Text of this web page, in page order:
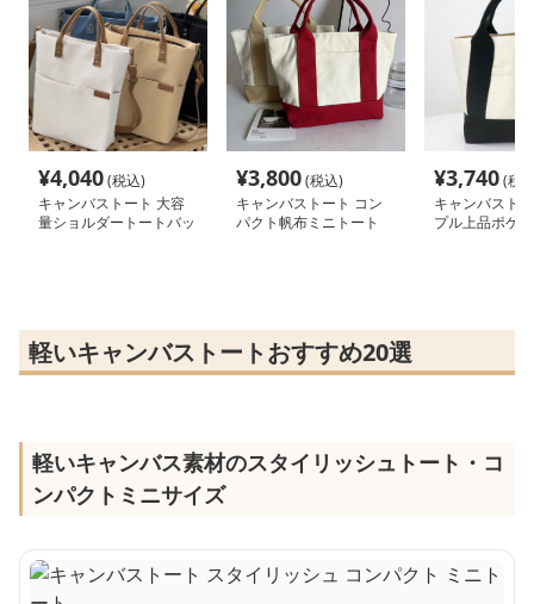
¥4,040(税込)
キャンバストート 大容
量ショルダートートバッ
¥3,800(税込)
キャンバストート コン
パクト帆布ミニトート
¥3,740(税
キャンバスト
プル上品ポケ
軽いキャンバストートおすすめ20選
軽いキャンバス素材のスタイリッシュトート・コ
ンパクトミニサイズ